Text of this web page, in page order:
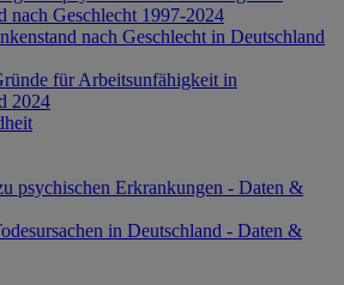
nach Geschlecht 1997-2024
nach Geschlecht in Deutschland
für Arbeitsunfähigkeit in
2024
psychischen Erkrankungen - Daten &
in Deutschland - Daten &